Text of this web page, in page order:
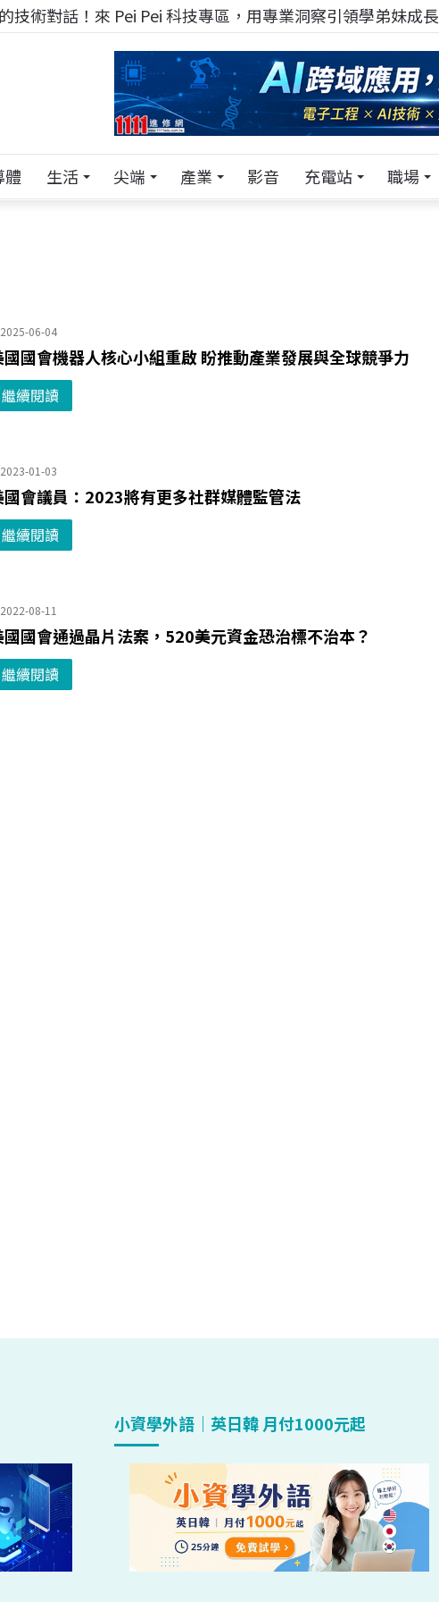
技術對話！來 Pei Pei 科技專區，用專業洞察引領學弟妹成長
體 生活 尖端 產業 影音 充電站 職場
2025-06-04
國國會機器人核心小組重啟 盼推動產業發展與全球競爭力
繼續閱讀
2023-01-03
國會議員：2023將有更多社群媒體監管法
繼續閱讀
2022-08-11
國國會通過晶片法案，520美元資金恐治標不治本？
繼續閱讀
小資學外語｜英日韓 月付1000元起